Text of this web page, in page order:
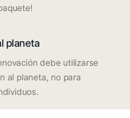
planeta
debe utilizarse
al planeta, no para